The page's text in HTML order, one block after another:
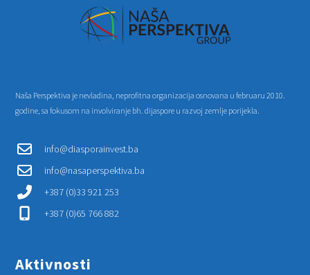
Naša Perspektiva je nevladina, neprofitna organizacija osnovana u februaru 2010.
godine, sa fokusom na involviranje bh. dijaspore u razvoj zemlje porijekla.
info@diasporainvest.ba
info@nasaperspektiva.ba
+387 (0)33 921 253
+387 (0)65 766 882
Aktivnosti